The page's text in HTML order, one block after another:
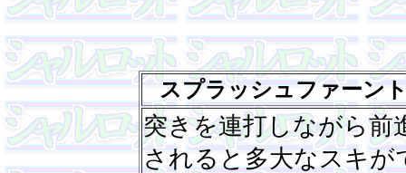
スプラッシュファーン
突きを連打しながら前
されると多大なスキ